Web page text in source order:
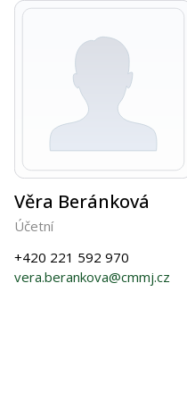
Věra Beránková
Účetní
+420 221 592 970
vera.berankova@cmmj.cz